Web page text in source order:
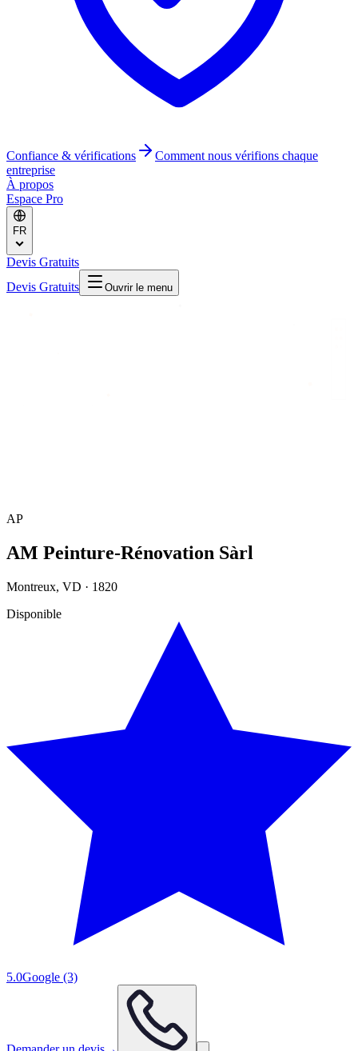
Confiance & vérifications
Comment nous vérifions chaque
entreprise
À propos
Espace Pro
FR
Devis Gratuits
Devis Gratuits
Ouvrir le menu
AP
AM Peinture-Rénovation Sàrl
Montreux, VD · 1820
Disponible
5.0Google (3)